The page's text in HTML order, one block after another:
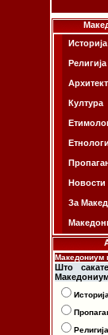
Историја
Религија
Култура
Новости
За
Македониум
Што
Историја
Религија